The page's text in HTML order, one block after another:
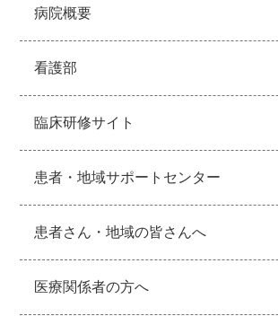
病院概要
看護部
臨床研修サイト
患者・地域サポートセンター
患者さん・地域の皆さんへ
医療関係者の方へ